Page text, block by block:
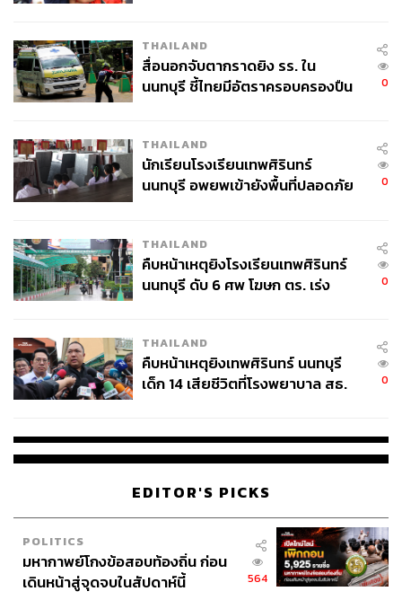
THAILAND
สื่อนอกจับตากราดยิง รร. ใน
นนทบุรี ชี้ไทยมีอัตราครอบครองปืน
0
THAILAND
นักเรียนโรงเรียนเทพศิรินทร์
นนทบุรี อพยพเข้ายังพื้นที่ปลอดภัย
0
THAILAND
คืบหน้าเหตุยิงโรงเรียนเทพศิรินทร์
นนทบุรี ดับ 6 ศพ โฆษก ตร. เร่ง
0
THAILAND
คืบหน้าเหตุยิงเทพศิรินทร์ นนทบุรี
เด็ก 14 เสียชีวิตที่โรงพยาบาล สธ.
0
EDITOR'S PICKS
POLITICS
มหากาพย์โกงข้อสอบท้องถิ่น ก่อน
เดินหน้าสู่จุดจบในสัปดาห์นี้
564